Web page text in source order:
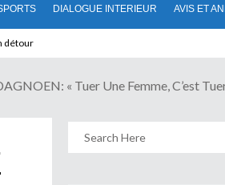
DIALOGUE INTERIEUR AVIS ET
détour
« Tuer Une Femme, C’est